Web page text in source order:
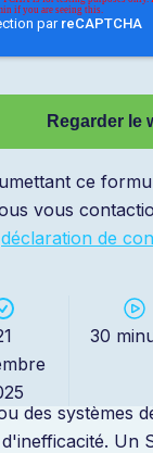
ce
vous
déclaration de
30
et le
des systèmes
Un